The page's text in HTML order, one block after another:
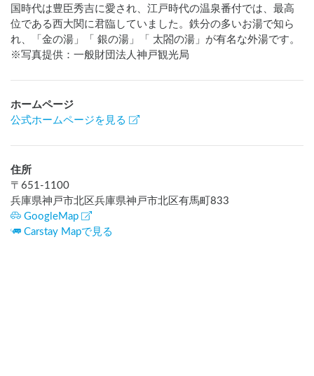
国時代は豊臣秀吉に愛され、江戸時代の温泉番付では、最高
位である西大関に君臨していました。鉄分の多いお湯で知ら
れ、「金の湯」「 銀の湯」「 太閤の湯」が有名な外湯です。
※写真提供：一般財団法人神戸観光局
ホームページ
公式ホームページを見る
住所
〒 651-1100
兵庫県神戸市北区兵庫県神戸市北区有馬町833
GoogleMap
Carstay Mapで見る